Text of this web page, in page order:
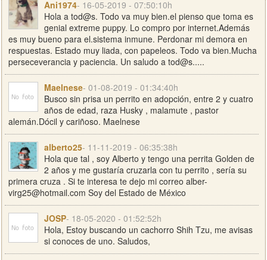
Ani1974- 16-05-2019 - 07:50:10h
Hola a tod@s. Todo va muy bien.el pienso que toma es
genial extreme puppy. Lo compro por internet.Además
es muy bueno para el.sistema inmune. Perdonar mi demora en
respuestas. Estado muy liada, con papeleos. Todo va bien.Mucha
perseceverancia y paciencia. Un saludo a tod@s.....
Maelnese- 01-08-2019 - 01:34:40h
Busco sin prisa un perrito en adopción, entre 2 y cuatro
años de edad, raza Husky , malamute , pastor
alemán.Dócil y cariñoso. Maelnese
alberto25- 11-11-2019 - 06:35:38h
Hola que tal , soy Alberto y tengo una perrita Golden de
2 años y me gustaría cruzarla con tu perrito , sería su
primera cruza . Si te interesa te dejo mi correo alber-
virg25@hotmail.com Soy del Estado de México
JOSP- 18-05-2020 - 01:52:52h
Hola, Estoy buscando un cachorro Shih Tzu, me avisas
si conoces de uno. Saludos,